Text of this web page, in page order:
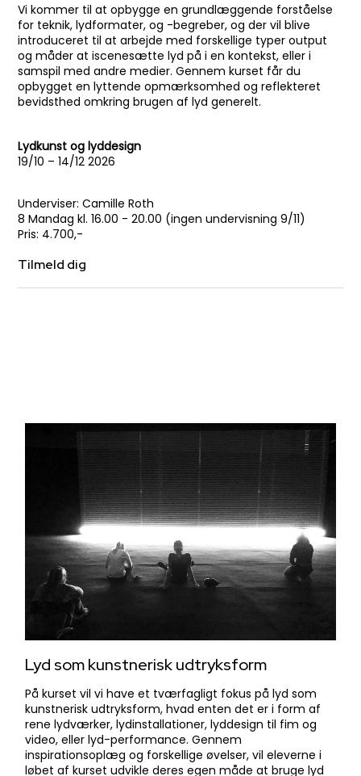
Vi kommer til at opbygge en grundlæggende forståelse
for teknik, lydformater, og -begreber, og der vil blive
introduceret til at arbejde med forskellige typer output
og måder at iscenesætte lyd på i en kontekst, eller i
samspil med andre medier. Gennem kurset får du
opbygget en lyttende opmærksomhed og reflekteret
bevidsthed omkring brugen af lyd generelt.​
Lydkunst og lyddesign
​19/10 – 14/12 2026
​Underviser: Camille Roth
8 Mandag kl. 16.00 - 20.00 (ingen undervisning 9/11)
Pris​: 4.700,-​
Tilmeld dig
​Lyd som kunstnerisk udtryksform
​På kurset vil vi have et tværfagligt fokus på lyd som
kunstnerisk udtryksform, hvad enten det er i form af
rene lydværker, lydinstallationer, lyddesign til fim og
video, eller lyd-performance. Gennem
inspirationsoplæg og forskellige øvelser, vil eleverne i
løbet af kurset udvikle deres egen måde at bruge lyd